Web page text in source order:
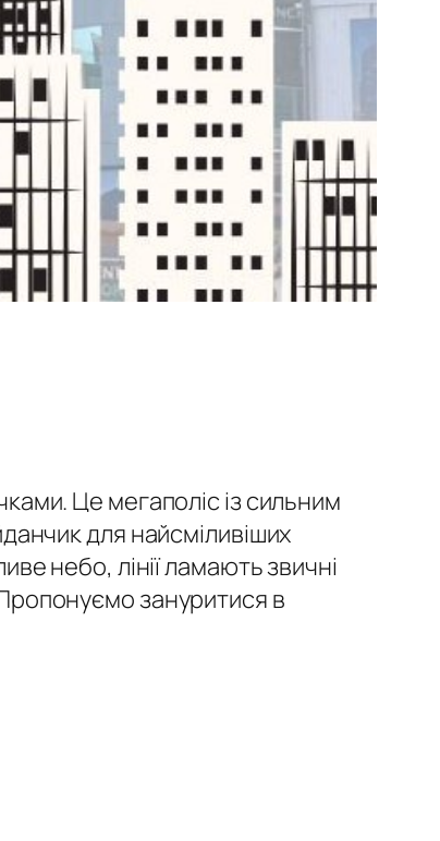
Це мегаполіс із сильним
для найсміливіших
небо, лінії ламають звичні
зануритися в